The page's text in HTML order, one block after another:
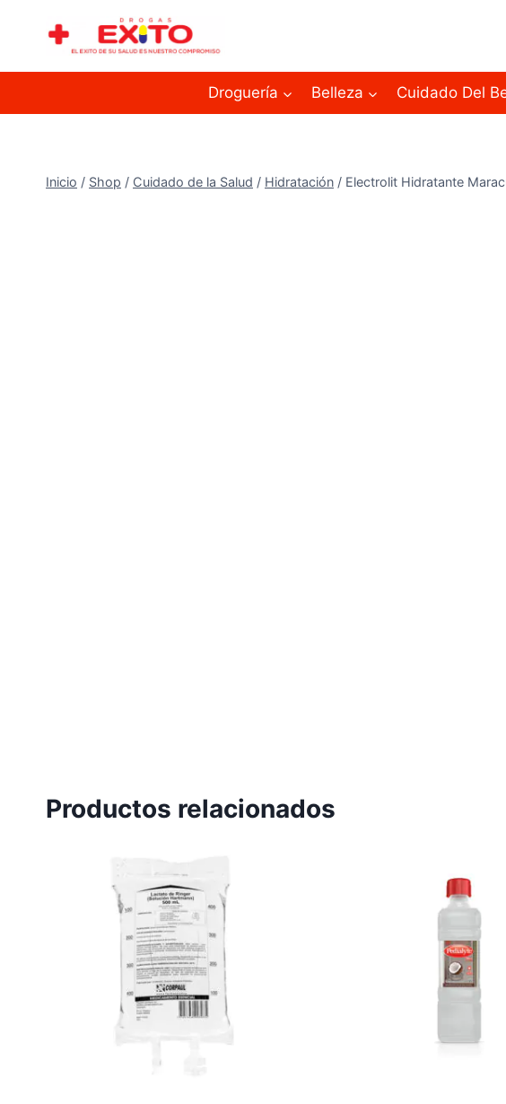
Droguería Belleza Cuidado Del
Inicio / Shop / Cuidado de la Salud / Hidratación / Electrolit Hidratante
Productos relacionados